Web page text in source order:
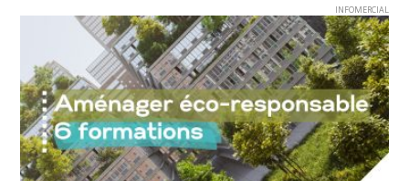
INFOMERCIAL